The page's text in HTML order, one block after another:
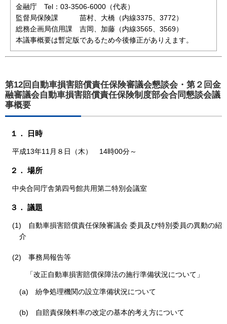
金融庁 Tel：03-3506-6000（代表）
監督局保険課
苗村、大橋（内線3375、3772）
総務企画局信用課
吉岡、加藤（内線3565、3569）
本議事概要は暫定版であるため今後修正がありえます。
第12回自動車損害賠償責任保険審議会懇談会・第２回金
融審議会自動車損害賠償責任保険制度部会合同懇談会議
事概要
１． 日時
平成13年11月８日（木） 14時00分～
２． 場所
中央合同庁舎第四号館共用第二特別会議室
３． 議題
(1)
自動車損害賠償責任保険審議会 委員及び特別委員の異動の紹
介
(2) 事務局報告等
「改正自動車損害賠償保障法の施行準備状況について」
(a) 紛争処理機関の設立準備状況について
(b) 自賠責保険料率の改定の基本的考え方について